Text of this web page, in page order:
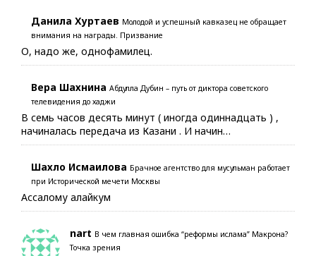
Данила Хуртаев Молодой и успешный кавказец не обращает
внимания на награды. Призвание
О, надо же, однофамилец.
Вера Шахнина Абдулла Дубин – путь от диктора советского
телевидения до хаджи
В семь часов десять минут ( иногда одиннадцать ) ,
начиналась передача из Казани . И начин…
Шахло Исмаилова Брачное агентство для мусульман работает
при Исторической мечети Москвы
Ассалому алайкум
nart В чем главная ошибка “реформы ислама” Макрона?
Точка зрения